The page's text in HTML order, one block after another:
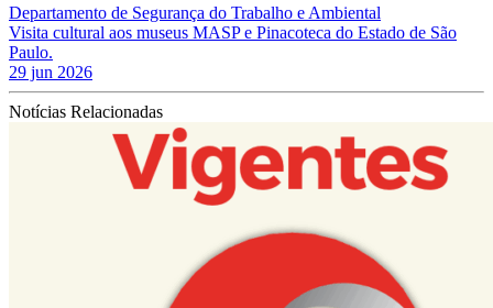
Departamento de Segurança do Trabalho e Ambiental
Visita cultural aos museus MASP e Pinacoteca do Estado de São
Paulo.
29 jun 2026
Notícias Relacionadas